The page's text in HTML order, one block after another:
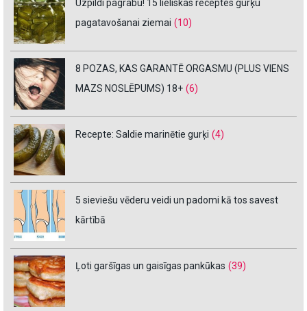
Uzpildi pagrabu! 15 lieliskas receptes gurķu
pagatavošanai ziemai (10)
8 POZAS, KAS GARANTĒ ORGASMU (PLUS VIENS
MAZS NOSLĒPUMS) 18+ (6)
Recepte: Saldie marinētie gurķi (4)
5 sieviešu vēderu veidi un padomi kā tos savest
kārtībā
Ļoti garšīgas un gaisīgas pankūkas (39)